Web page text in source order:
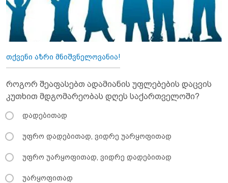
თქვენი აზრი მნიშვნელოვანია!
როგორ შეაფასებთ ადამიანის უფლებების დაცვის
კუთხით მდგომარეობას დღეს საქართველოში?
დადებითად
უფრო დადებითად, ვიდრე უარყოფითად
უფრო უარყოფითად, ვიდრე დადებითად
უარყოფითად